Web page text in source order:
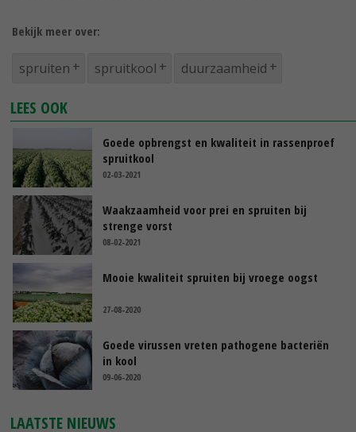
Bekijk meer over:
spruiten spruitkool duurzaamheid
LEES OOK
Goede opbrengst en kwaliteit in rassenproef
spruitkool
02-03-2021
Waakzaamheid voor prei en spruiten bij
strenge vorst
08-02-2021
Mooie kwaliteit spruiten bij vroege oogst
27-08-2020
Goede virussen vreten pathogene bacteriën
in kool
09-06-2020
LAATSTE NIEUWS